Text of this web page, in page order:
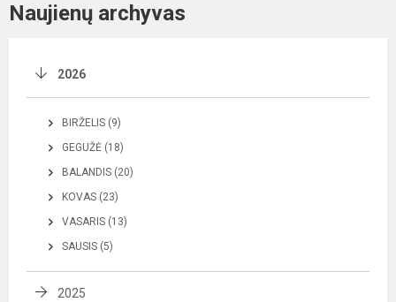
Naujienų archyvas
2026
BIRŽELIS (9)
GEGUŽĖ (18)
BALANDIS (20)
KOVAS (23)
VASARIS (13)
SAUSIS (5)
2025